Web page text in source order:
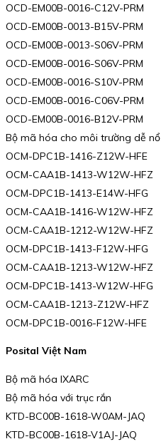
OCD-EM00B-0016-C12V-PRM
OCD-EM00B-0013-B15V-PRM
OCD-EM00B-0013-S06V-PRM
OCD-EM00B-0016-S06V-PRM
OCD-EM00B-0016-S10V-PRM
OCD-EM00B-0016-C06V-PRM
OCD-EM00B-0016-B12V-PRM
Bộ mã hóa cho môi trường dễ nổ
OCM-DPC1B-1416-Z12W-HFE
OCM-CAA1B-1413-W12W-HFZ
OCM-DPC1B-1413-E14W-HFG
OCM-CAA1B-1416-W12W-HFZ
OCM-CAA1B-1212-W12W-HFZ
OCM-DPC1B-1413-F12W-HFG
OCM-CAA1B-1213-W12W-HFZ
OCM-DPC1B-1413-W12W-HFG
OCM-CAA1B-1213-Z12W-HFZ
OCM-DPC1B-0016-F12W-HFE
Posital Việt Nam
Bộ mã hóa IXARC
Bộ mã hóa với trục rắn
KTD-BC00B-1618-W0AM-JAQ
KTD-BC00B-1618-V1AJ-JAQ